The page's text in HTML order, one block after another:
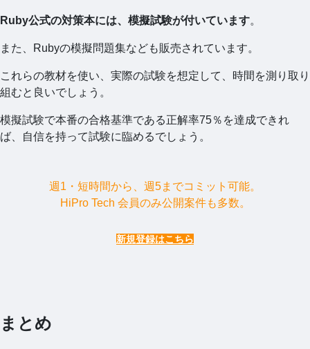
Ruby公式の対策本には、模擬試験が付いています。
また、Rubyの模擬問題集なども販売されています。
これらの教材を使い、実際の試験を想定して、時間を測り取り
組むと良いでしょう。
模擬試験で本番の合格基準である正解率75％を達成できれ
ば、自信を持って試験に臨めるでしょう。
週1・短時間から、週5までコミット可能。
HiPro Tech 会員のみ公開案件も多数。
新規登録はこちら
まとめ